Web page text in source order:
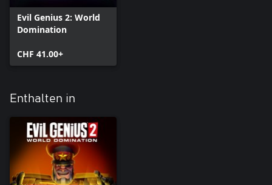
Evil Genius 2: World
Domination
CHF 41.00+
Enthalten in